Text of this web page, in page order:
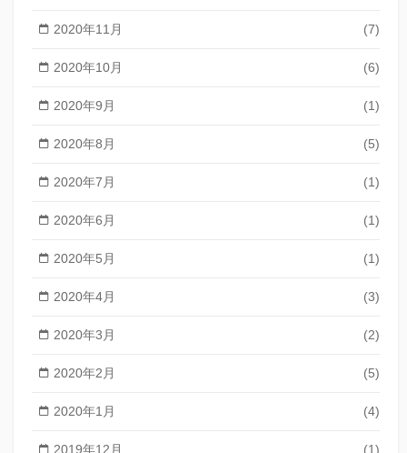
2020年11月 (7)
2020年10月 (6)
2020年9月 (1)
2020年8月 (5)
2020年7月 (1)
2020年6月 (1)
2020年5月 (1)
2020年4月 (3)
2020年3月 (2)
2020年2月 (5)
2020年1月 (4)
2019年12月 (1)